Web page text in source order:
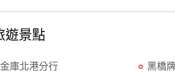
遊景點
庫北港分行 黑橋